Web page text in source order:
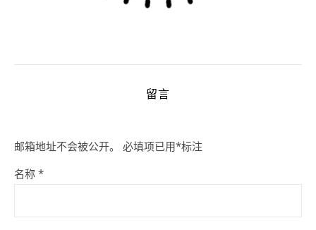
留言
邮箱地址不会被公开。 必填项已用*标注
名称 *